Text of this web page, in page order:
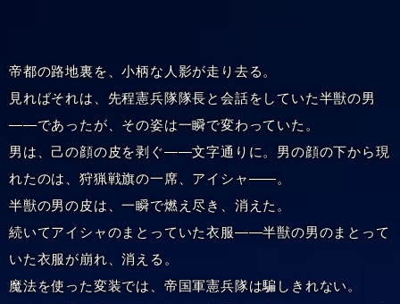
帝都の路地裏を、小柄な人影が走り去る。
見ればそれは、先程憲兵隊隊長と会話をしていた半獣の男
――であったが、その姿は一瞬で変わっていた。
男は、己の顔の皮を剥ぐ――文字通りに。男の顔の下から現
れたのは、狩猟戦旗の一席、アイシャ――。
半獣の男の皮は、一瞬で燃え尽き、消えた。
続いてアイシャのまとっていた衣服――半獣の男のまとって
いた衣服が崩れ、消える。
魔法を使った変装では、帝国軍憲兵隊は騙しきれない。